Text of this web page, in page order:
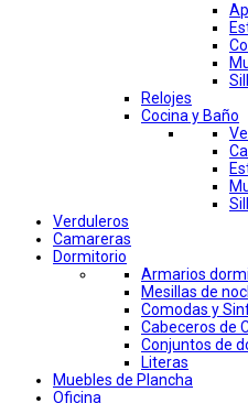
Relojes
Cocina y Baño
Verduleros
Camareras
Dormitorio
Armarios
Mesillas de
Comodas y
Cabeceros de
Conjuntos de
Literas
Muebles de Plancha
Oficina